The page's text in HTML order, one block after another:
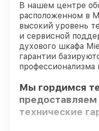
В нашем центре
расположенном в
высокий уровень
и сервисной
духового шкафа
гарантии
профессионализма
Мы гордимся
технические